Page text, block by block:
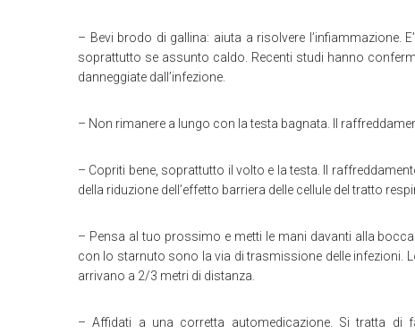
– Bevi brodo di gallina: aiuta a risolvere l’infiammazione.
soprattutto se assunto caldo. Recenti studi hanno
danneggiate dall’infezione.
– Non rimanere a lungo con la testa bagnata. Il
– Copriti bene, soprattutto il volto e la testa. Il
della riduzione dell’effetto barriera delle cellule del tratto
– Pensa al tuo prossimo e metti le mani davanti alla
con lo starnuto sono la via di trasmissione delle infezioni.
arrivano a 2/3 metri di distanza.
– Affidati a una corretta automedicazione. Si tratta di